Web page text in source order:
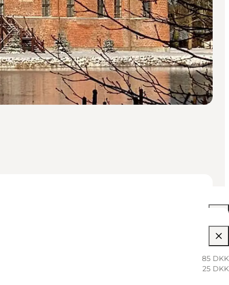
10:00 AM–04:00 PM
10:00 AM–04:00 PM
85 DKK
25 DKK